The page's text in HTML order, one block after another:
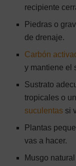
recipiente
Piedras o
de drenaje.
Carbón
y mantiene el
Sustrato
tropicales o un
suculentas si
Plantas
vas a hacer.
Musgo